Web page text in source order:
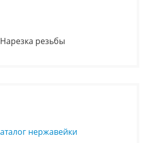
Нарезка резьбы